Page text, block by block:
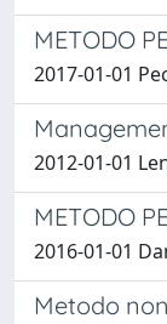
METODO
2017-01-01
2012-01-01
METODO
2016-01-01
Metodo